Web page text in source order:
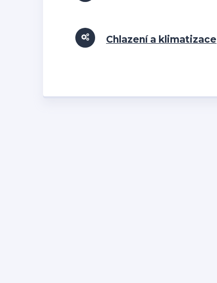
Chlazení a klimatizace